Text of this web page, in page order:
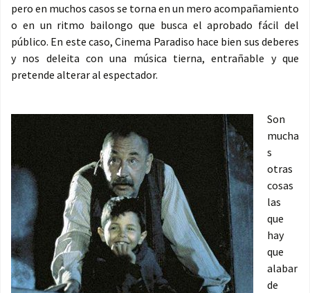
pero en muchos casos se torna en un mero acompañamiento
o en un ritmo bailongo que busca el aprobado fácil del
público. En este caso, Cinema Paradiso hace bien sus deberes
y nos deleita con una música tierna, entrañable y que
pretende alterar al espectador.
Son
mucha
s
otras
cosas
las
que
hay
que
alabar
de